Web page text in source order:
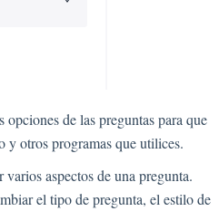
de las preguntas para que
y otros programas que utilices.
aspectos de una pregunta.
el tipo de pregunta, el estilo de